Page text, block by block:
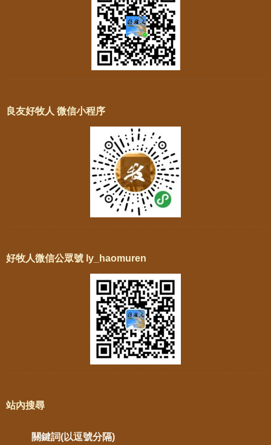
良友好牧人 微信小程序
好牧人微信公眾號 ly_haomuren
站內搜尋
關鍵詞(以逗號分隔)